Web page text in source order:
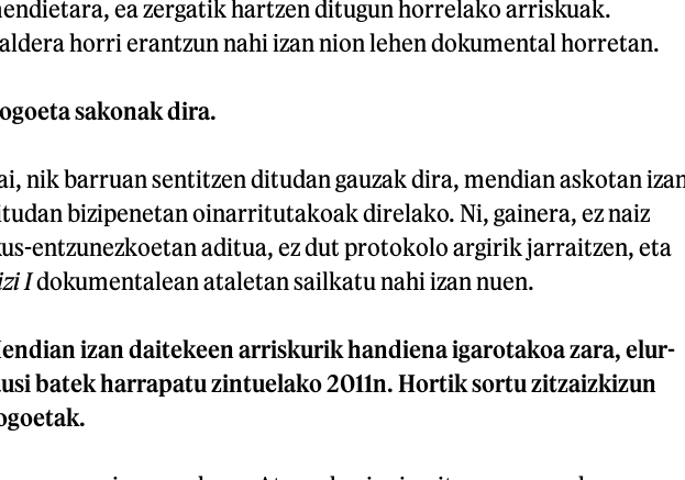
ea zergatik hartzen ditugun horrelako arriskuak.
horri erantzun nahi izan nion lehen dokumental horretan.
sakonak dira.
nik barruan sentitzen ditudan gauzak dira, mendian askotan
bizipenetan oinarritutakoak direlako. Ni, gainera, ez naiz
entzunezkoetan aditua, ez dut protokolo argirik jarraitzen, eta
Idokumentalean ataletan sailkatu nahi izan nuen.
izan daitekeen arriskurik handiena igarotakoa zara, elur-
batek harrapatu zintuelako 2011n. Hortik sortu zitzaizkizun